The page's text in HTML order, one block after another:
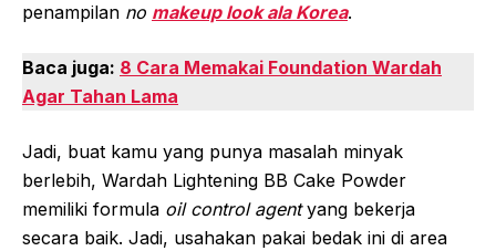
penampilan no makeup look ala Korea.
Baca juga: 8 Cara Memakai Foundation Wardah
Agar Tahan Lama
Jadi, buat kamu yang punya masalah minyak
berlebih, Wardah Lightening BB Cake Powder
memiliki formula oil control agentyang bekerja
secara baik. Jadi, usahakan pakai bedak ini di area